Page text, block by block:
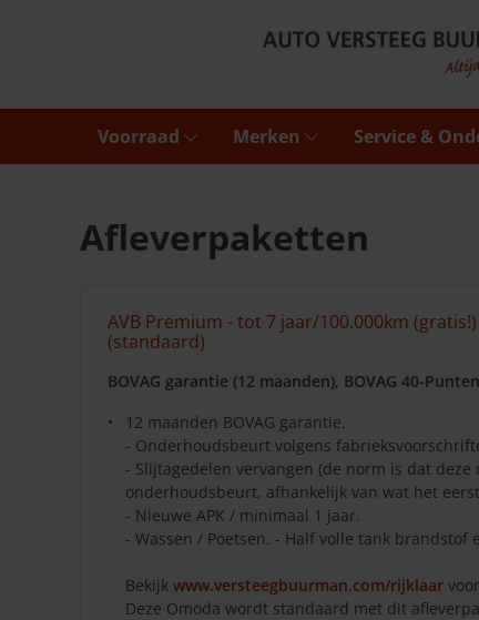
Voorraad Merken Service &
Afleverpaketten
AVB Premium - tot 7 jaar/100.000km (gratis!)
(standaard)
BOVAG garantie (12 maanden), BOVAG 40-
12 maanden BOVAG garantie.
- Onderhoudsbeurt volgens
- Slijtagedelen vervangen (de norm is dat
onderhoudsbeurt, afhankelijk van wat het
- Nieuwe APK / minimaal 1 jaar.
- Wassen / Poetsen. - Half volle tank
Bekijk www.versteegbuurman.com/rijklaar
Deze Omoda wordt standaard met dit